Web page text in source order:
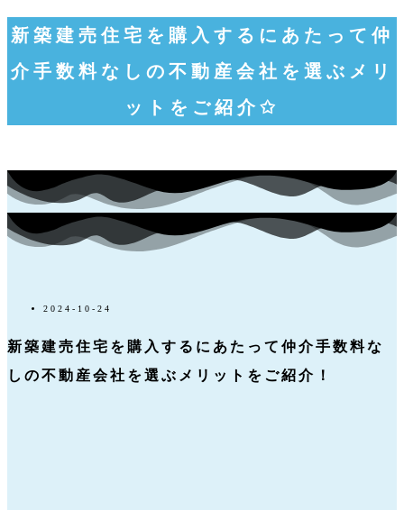
新築建売住宅を購入するにあたって仲
介手数料なしの不動産会社を選ぶメリ
ットをご紹介✩
2024-10-24
新築建売住宅を購入するにあたって仲介手数料な
しの不動産会社を選ぶメリットをご紹介！